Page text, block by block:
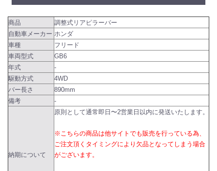
商品
調整式リアピラーバー
自動車メーカー ホンダ
車種
フリード
車両型式
GB6
年式
-
駆動方式
4WD
バー長さ
890mm
備考
-
納期について
原則として通常即日〜2営業日以内に発送いたします。
※こちらの商品は他サイトでも販売を行っている為、
ご注文頂くタイミングにより欠品となってしまう場合
がございます。